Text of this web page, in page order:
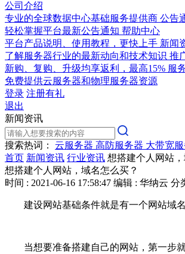
公司介绍
专业的全球数据中心基础服务提供商 公告
轻松掌握平台最新公告通知 帮助中心
平台产品说明、使用教程，更快上手 新闻
了解服务器行业的最新动向和技术知识 推
新购、复购、升级均享返利，最高15% 服
免费提供云服务器和物理服务器资源
登录 注册有礼
退出
新闻资讯
搜索热词： 云服务器 高防服务器 大带宽
首页 新闻资讯 行业资讯 想搭建个人网站
想搭建个人网站，域名怎么买？
时间 : 2021-06-16 17:58:47 编辑 : 华纳云 分
建设网站基础条件就是有一个网站域
当想要准备搭建自己的网站，第一步